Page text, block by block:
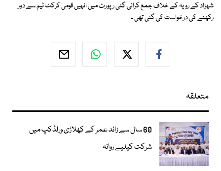
شہزاد کے رویہ کے خلاف جمع کرائی گئی رپورٹ میں انہیں قومی کرکٹ ٹیم سے دور
رکھنے کی درخواست کی گئی تھی ۔
متعلقہ
60 سال سے زائد عمر کے کھلاڑی ورلڈکپ میں
شرکت کیلیے روانہ